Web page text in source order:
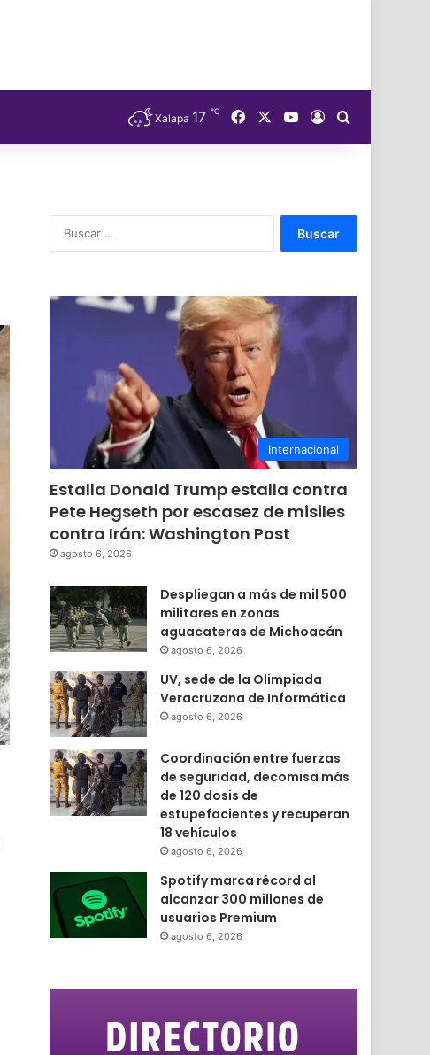
Xalapa 17 ℃ FacebookYouTube
Acceso
Internacional
Estalla Donald Trump estalla contra
Pete Hegseth por escasez de misiles
contra Irán: Washington Post
agosto 6, 2026
Despliegan a más de mil 500
militares en zonas
aguacateras de Michoacán
agosto 6, 2026
UV, sede de la Olimpiada
Veracruzana de Informática
agosto 6, 2026
Coordinación entre fuerzas
de seguridad, decomisa más
de 120 dosis de
estupefacientes y recuperan
18 vehículos
agosto 6, 2026
Spotify marca récord al
alcanzar 300 millones de
usuarios Premium
agosto 6, 2026